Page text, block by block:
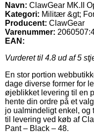
Navn: ClawGear MK.II
Kategori: Militær &gt;
Producent: ClawGear
Varenummer:
EAN:
Vurderet til 4.8 ud af 5
En stor portion
dage diverse former for
øjeblikket levering til en
hente din ordre på et
jo ualmindeligt enkel, og
til levering ved køb af
Pant – Black – 48.